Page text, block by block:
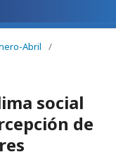
Abril
/
social
de